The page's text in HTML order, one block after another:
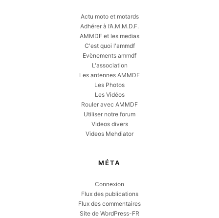
Actu moto et motards
Adhérer à l’A.M.M.D.F.
AMMDF et les medias
C'est quoi l'ammdf
Evènements ammdf
L'association
Les antennes AMMDF
Les Photos
Les Vidéos
Rouler avec AMMDF
Utiliser notre forum
Videos divers
Videos Mehdiator
MÉTA
Connexion
Flux des publications
Flux des commentaires
Site de WordPress-FR